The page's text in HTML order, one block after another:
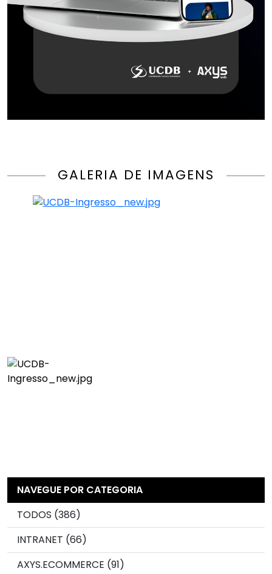
GALERIA DE IMAGENS
NAVEGUE POR CATEGORIA
TODOS (386)
INTRANET (66)
AXYS.ECOMMERCE (91)